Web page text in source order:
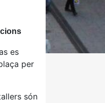
es
per
són